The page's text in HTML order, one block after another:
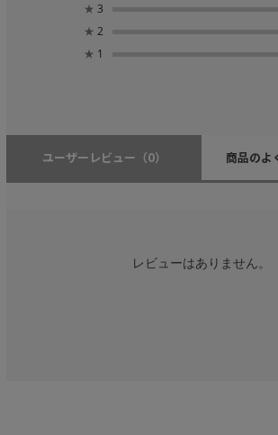
★ 3
★ 2
★ 1
ユーザーレビュー （0） 商品のよ
レビューはありません。